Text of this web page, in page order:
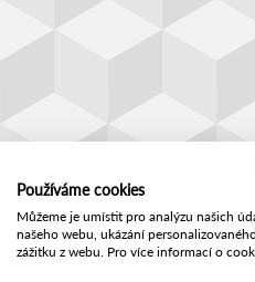
Používáme cookies
Můžeme je umístit pro analýzu našich
našeho webu, ukázání
zážitku z webu. Pro více informací o